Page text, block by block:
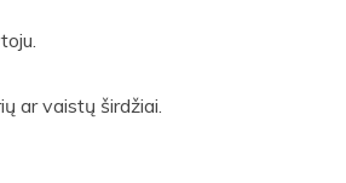
ar vaistų širdžiai.